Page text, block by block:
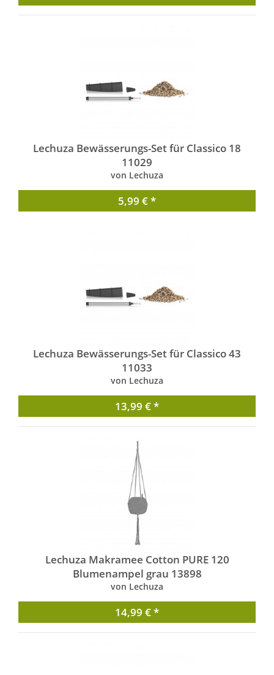
Lechuza Bewässerungs-Set für Classico 18
11029
von Lechuza
5,99 € *
Lechuza Bewässerungs-Set für Classico 43
11033
von Lechuza
13,99 € *
Lechuza Makramee Cotton PURE 120
Blumenampel grau 13898
von Lechuza
14,99 € *